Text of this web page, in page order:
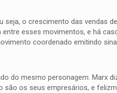
o crescimento das vendas
esses movimentos, e há
coordenado emitindo
do mesmo personagem. Marx
são os seus empresários, e